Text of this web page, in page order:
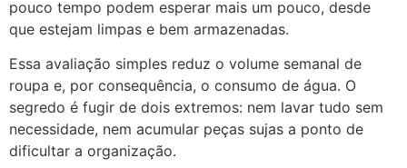
pouco tempo podem esperar mais um pouco, desde
que estejam limpas e bem armazenadas.
Essa avaliação simples reduz o volume semanal de
roupa e, por consequência, o consumo de água. O
segredo é fugir de dois extremos: nem lavar tudo sem
necessidade, nem acumular peças sujas a ponto de
dificultar a organização.